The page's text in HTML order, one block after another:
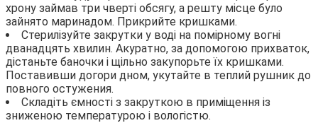
хрону займав три чверті обсягу, а решту місце було
зайнято маринадом. Прикрийте кришками.
Стерилізуйте закрутки у воді на помірному вогні
дванадцять хвилин. Акуратно, за допомогою прихваток,
дістаньте баночки і щільно закупорьте їх кришками.
Поставивши догори дном, укутайте в теплий рушник до
повного остужения.
Складіть ємності з закруткою в приміщення із
зниженою температурою і вологістю.